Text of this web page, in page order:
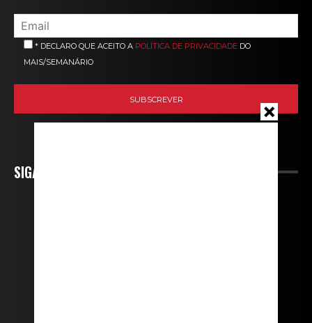
* DECLARO QUE ACEITO A POLÍTICA DE PRIVACIDADE DO
MAIS/SEMANÁRIO
SIGA-NOS